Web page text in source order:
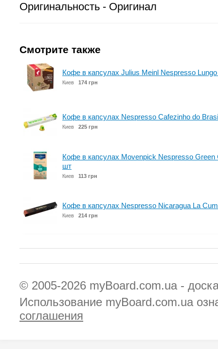
Оригинальность - Оригинал
Смотрите также
Кофе в капсулах Julius Meinl Nespresso
Киев 174 грн
Кофе в капсулах Nespresso Cafezinho do
Киев 225 грн
Кофе в капсулах Movenpick Nespresso Green
шт
Киев 113 грн
Кофе в капсулах Nespresso Nicaragua La
Киев 214 грн
© 2005-2026 myBoard.com.ua -
Использование myBoard.com.ua
соглашения